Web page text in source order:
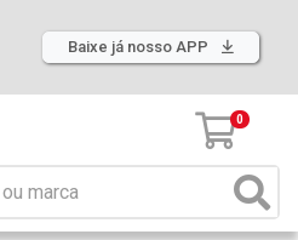
Baixe já nosso APP
0